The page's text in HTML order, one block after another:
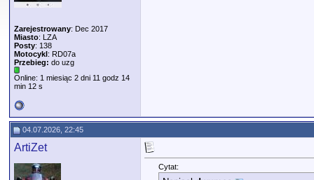
Zarejestrowany: Dec 2017
Miasto: LZA
Posty: 138
Motocykl: RD07a
Przebieg: do uzg
Online: 1 miesiąc 2 dni 11 godz 14
min 12 s
04.07.2026, 22:45
ArtiZet
Cytat: